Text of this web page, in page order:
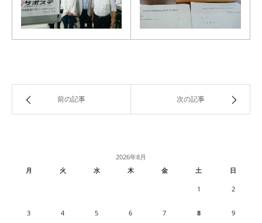
前の記事 次の記事
2026年8月
月
火 水 木 金 土 日
1 2
3 4 5 6 7 8 9